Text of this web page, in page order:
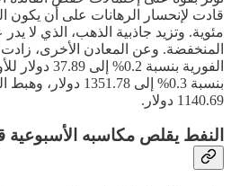
قادت لإنحسار الرهانات على أن
مئوية. وتزيد جاذبية الذهب، الذي لا يدر
المنخفضة. وعن المعادن الأخرى،
الفورية بنسبة
1140.69 دولار.
النفط يقلص مكاسبه الأسبوعية